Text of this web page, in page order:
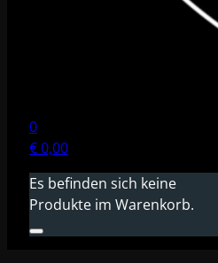
0
€0,00
Es befinden sich keine
Produkte im Warenkorb.